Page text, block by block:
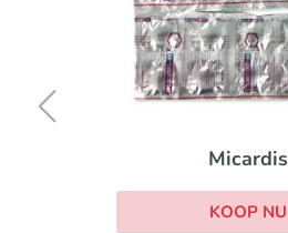
Micardis
KOOP NU